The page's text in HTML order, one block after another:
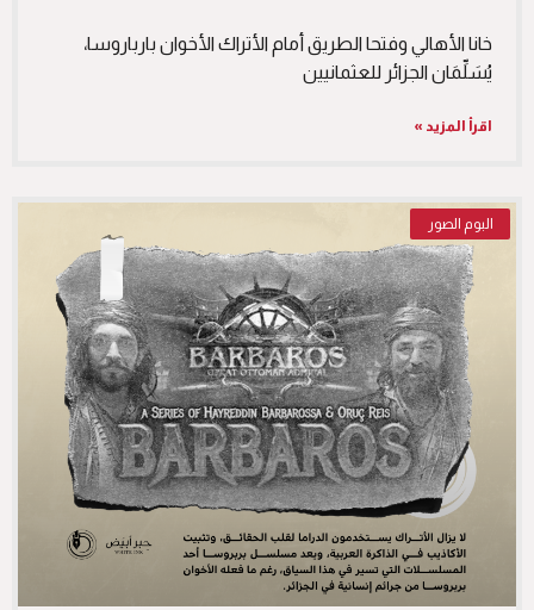
خانا الأهالي وفتحا الطريق أمام الأتراك الأخوان بارباروسا،
يُسَلِّمَان الجزائر للعثمانيين
اقرأ المزيد »
البوم الصور